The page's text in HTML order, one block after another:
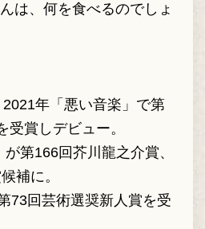
は、何を食べるのでしょ
年「悪い音楽」で第
受賞しデビュー。
第166回芥川龍之介賞、
補に。
73回芸術選奨新人賞を受